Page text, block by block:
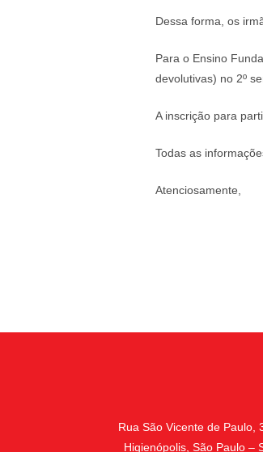
Dessa forma, os
Para o Ensino
devolutivas) no 2º
A inscrição para
Todas as
Atenciosamente,
Rua São Vicente de Paulo,
Higienópolis, São Paulo –